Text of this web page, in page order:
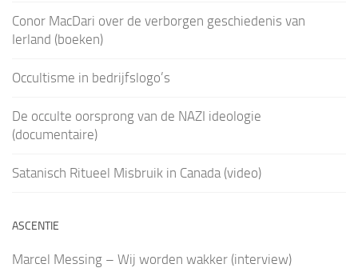
Conor MacDari over de verborgen geschiedenis van
Ierland (boeken)
Occultisme in bedrijfslogo’s
De occulte oorsprong van de NAZI ideologie
(documentaire)
Satanisch Ritueel Misbruik in Canada (video)
ASCENTIE
Marcel Messing – Wij worden wakker (interview)